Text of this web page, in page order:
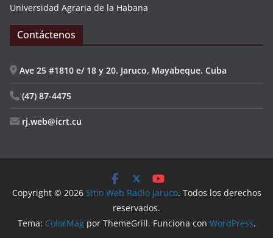
Universidad Agraria de la Habana
Contáctenos
Ave 25 #1810 e/ 18 y 20. Jaruco, Mayabeque. Cuba
(47) 87-4475
rj.web@icrt.cu
Copyright © 2026 Sitio Web Radio Jaruco. Todos los derechos
reservados.
Tema: ColorMagpor ThemeGrill. Funciona con WordPress.